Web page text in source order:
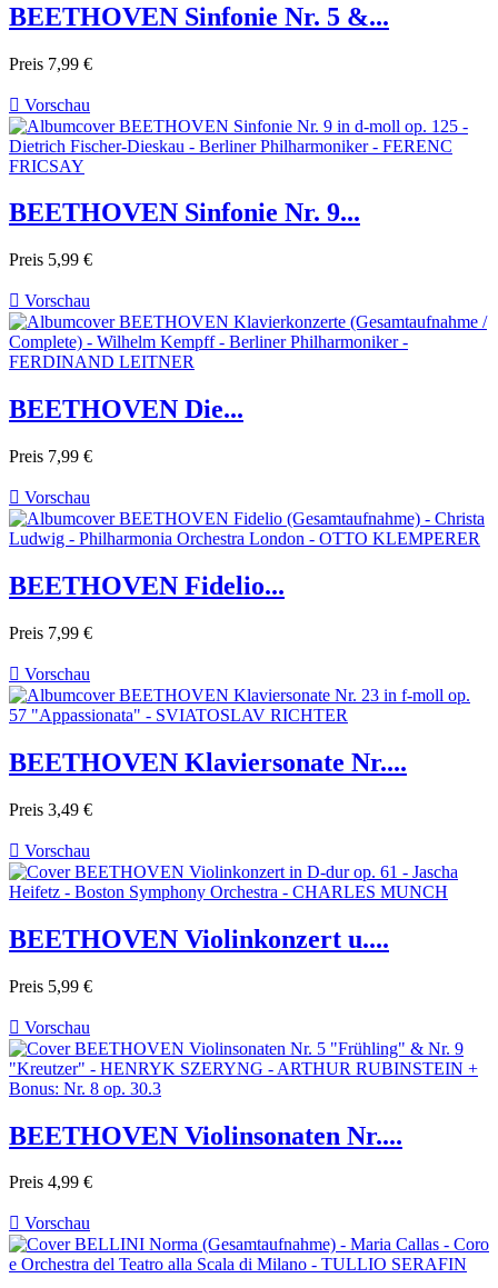
BEETHOVEN Sinfonie Nr. 5 &...
Preis 7,99 €
 Vorschau
BEETHOVEN Sinfonie Nr. 9...
Preis 5,99 €
 Vorschau
BEETHOVEN Die...
Preis 7,99 €
 Vorschau
BEETHOVEN Fidelio...
Preis 7,99 €
 Vorschau
BEETHOVEN Klaviersonate Nr....
Preis 3,49 €
 Vorschau
BEETHOVEN Violinkonzert u....
Preis 5,99 €
 Vorschau
BEETHOVEN Violinsonaten Nr....
Preis 4,99 €
 Vorschau